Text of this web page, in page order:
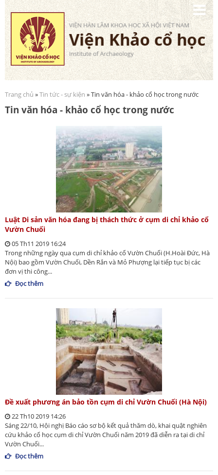
Nhảy
đến
nội
dung
Bạn đang ở đây
Trang chủ »Tin tức - sự kiện » Tin văn hóa - khảo cổ học trong nước
Tin văn hóa - khảo cổ học trong nước
Luật Di sản văn hóa đang bị thách thức ở cụm di chỉ khảo cổ
Vườn Chuối
05 Th11 2019 16:24
Trong những ngày qua cụm di chỉ khảo cổ Vườn Chuối (H.Hoài Đức, Hà
Nội) bao gồm Vườn Chuối, Dền Rắn và Mỏ Phượng lại tiếp tục bị các
đơn vị thi công...
Đọc thêm
Đề xuất phương án bảo tồn cụm di chỉ Vườn Chuối (Hà Nội)
22 Th10 2019 14:26
Sáng 22/10, Hội nghị Báo cáo sơ bộ kết quả thăm dò, khai quật nghiên
cứu khảo cổ học cụm di chỉ Vườn Chuối năm 2019 đã diễn ra tại di chỉ
Vườn Chuối...
Đọc thêm